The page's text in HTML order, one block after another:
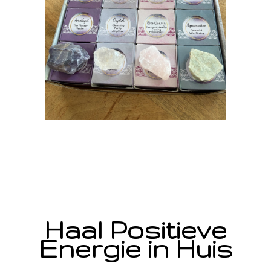
Haal Positieve
Energie in Huis